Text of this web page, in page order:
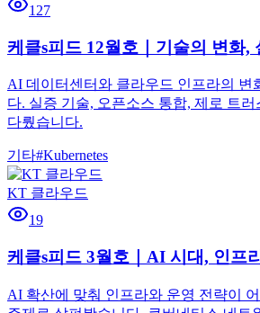
127
케클s피드 12월호｜기술의 변화,
AI 데이터센터와 클라우드 인프라의 변
다. 실증 기술, 오픈소스 통합, 제로 트러
다뤘습니다.
기타#Kubernetes
KT 클라우드
19
케클s피드 3월호｜AI 시대, 인프
AI 확산에 맞춰 인프라와 운영 전략이